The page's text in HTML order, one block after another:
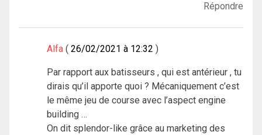
Répondre
Alfa 26/02/2021 à 12:32
Par rapport aux batisseurs , qui est antérieur , tu
dirais qu’il apporte quoi ? Mécaniquement c’est
le même jeu de course avec l’aspect engine
building …
On dit splendor-like grâce au marketing des